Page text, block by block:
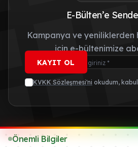
E-Bülten’e
Kampanya ve
için e-bültenimize
KAYIT OL
KVKK Sözleşmesi'ni okudum,
Önemli Bilgiler